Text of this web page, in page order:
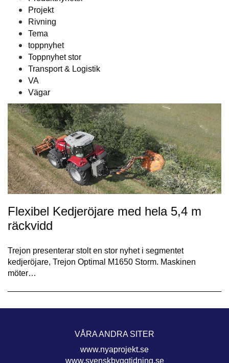
Projekt
Rivning
Tema
toppnyhet
Toppnyhet stor
Transport & Logistik
VA
Vägar
Flexibel Kedjeröjare med hela 5,4 m
räckvidd
Trejon presenterar stolt en stor nyhet i segmentet
kedjeröjare, Trejon Optimal M1650 Storm. Maskinen
möter…
VÅRA ANDRA SITER
www.nyaprojekt.se
www.svenskbyggtidning.se